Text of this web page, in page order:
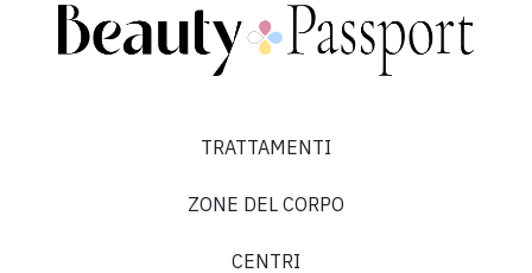
TRATTAMENTI
ZONE DEL CORPO
CENTRI